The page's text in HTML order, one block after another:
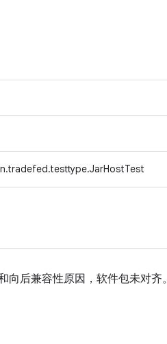
后兼容性原因，软件包未对齐。